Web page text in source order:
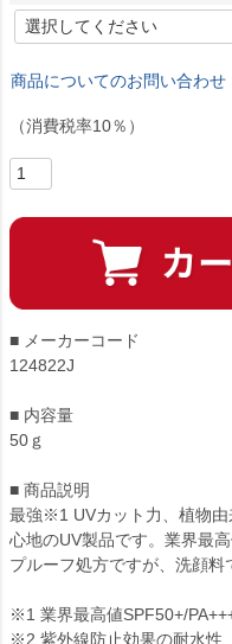
(
)
商品についてのお問い合わせ
（消費税率10％）
■ メーカーコード
124822J
■ 内容量
50ｇ
■ 商品説明
最強※1 UVカット力、植物由
心地のUV製品です。業界最
プルーフ処方ですが、洗顔料
※1 業界最高値SPF50+/
※2 紫外線防止効果の耐水性